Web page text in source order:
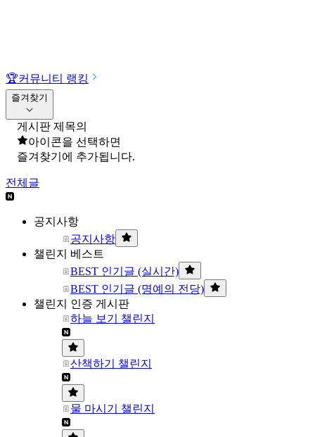
🏆커뮤니티 랭킹
즐겨찾기
게시판 제목의
아이콘을 선택하면
즐겨찾기에 추가됩니다.
전체글
공지사항
공지사항
챌린지 베스트
BEST 인기글 (실시간)
BEST 인기글 (명예의 전당)
챌린지 인증 게시판
하늘 보기 챌린지
산책하기 챌린지
물 마시기 챌린지